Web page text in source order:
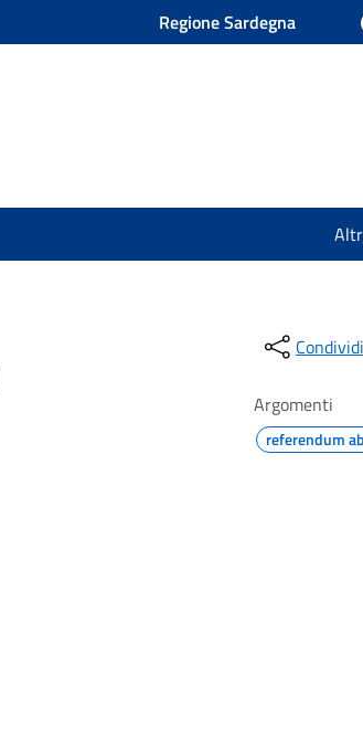
Regione Sardegna
Condividi
Argomenti
referendum